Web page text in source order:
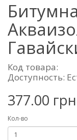
Код товара:
Доступность:
377.00
Кол-во